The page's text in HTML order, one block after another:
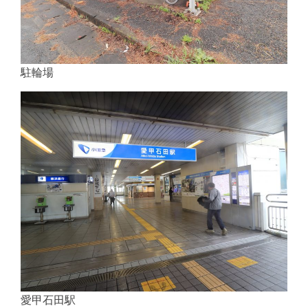
駐輪場
愛甲石田駅